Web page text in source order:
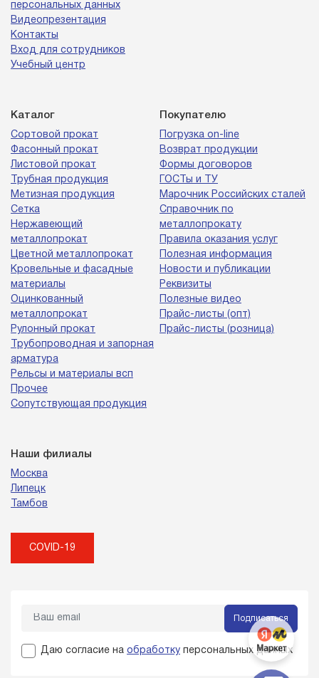
персональных данных
Видеопрезентация
Контакты
Вход для сотрудников
Учебный центр
Каталог
Сортовой прокат
Фасонный прокат
Листовой прокат
Трубная продукция
Метизная продукция
Сетка
Нержавеющий
металлопрокат
Цветной металлопрокат
Кровельные и фасадные
материалы
Оцинкованный
металлопрокат
Рулонный прокат
Трубопроводная и запорная
арматура
Рельсы и материалы всп
Прочее
Сопутствующая продукция
Покупателю
Погрузка on-line
Возврат продукции
Формы договоров
ГОСТы и ТУ
Марочник Российских сталей
Справочник по
металлопрокату
Правила оказания услуг
Полезная информация
Новости и публикации
Реквизиты
Полезные видео
Прайс-листы (опт)
Прайс-листы (розница)
Наши филиалы
Москва
Липецк
Тамбов
COVID-19
Подписаться
Даю согласие на обработку персональных данных